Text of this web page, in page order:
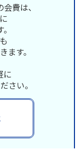
費は、
ます。
に
さい。